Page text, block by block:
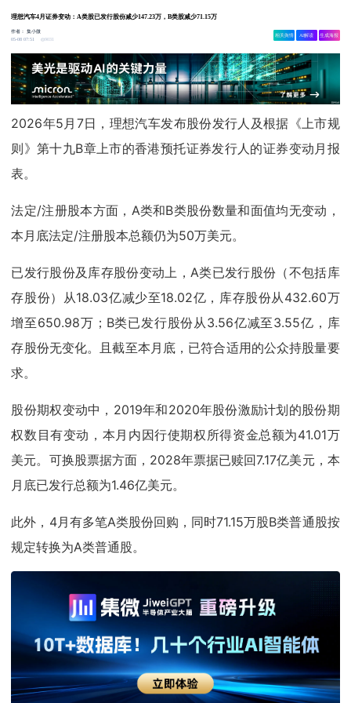
理想汽车4月证券变动：A类股已发行股份减少147.23万，B类股减少71.15万
作者：集小微
05-08 07:51
9031
相关舆情 AI解读 生成海报
2026年5月7日，理想汽车发布股份发行人及根据《上市规
则》第十九B章上市的香港预托证券发行人的证券变动月报
表。
法定/注册股本方面，A类和B类股份数量和面值均无变动，
本月底法定/注册股本总额仍为50万美元。
已发行股份及库存股份变动上，A类已发行股份（不包括库
存股份）从18.03亿减少至18.02亿，库存股份从432.60万
增至650.98万；B类已发行股份从3.56亿减至3.55亿，库
存股份无变化。且截至本月底，已符合适用的公众持股量要
求。
股份期权变动中，2019年和2020年股份激励计划的股份期
权数目有变动，本月内因行使期权所得资金总额为41.01万
美元。可换股票据方面，2028年票据已赎回7.17亿美元，本
月底已发行总额为1.46亿美元。
此外，4月有多笔A类股份回购，同时71.15万股B类普通股按
规定转换为A类普通股。